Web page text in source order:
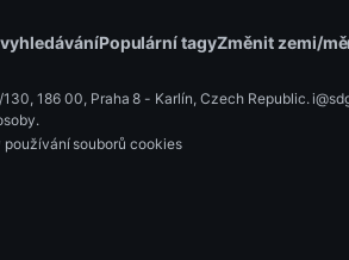
Populární tagyZměnit zemi/
186 00, Praha 8 - Karlín, Czech Republic.i@sd
používání souborů cookies